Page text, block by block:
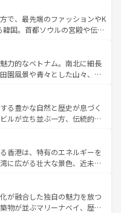
ワイ情報
ほしい。
しており、サーフィンやダイ
ウトドア好きにはたまらな
魅力を存分に味わいつくそ
る台湾東部など、都市の喧騒
り、訪れる人に新しい発見と
た、奥深い台湾の食文化も魅
など、バラエティ豊かな料理
着の台湾情報は コンテンツ一覧を参
で、最先端のファッションやK
国。首都ソウルの宮殿や伝統
折々の自然美を楽しむことが
肉、絶品のストリートフード
待っている。夜には、韓国な
の多彩な魅力を心ゆくまで味
しい。 なお、新着の韓国情報はコンテンツ一
力的なベトナム。南北に細長
園風景や青々とした山々、世
く。ハノイの古い町並みやホ
代の建物も、独特の雰囲気を
エティの豊かさとおいしさで
ベトナムコーヒーなどは、ぜ
域を訪れてもあたたかい人々
、きっと忘れられない旅にな
る豊かな自然と歴史が息づく
ルが立ち並ぶ一方、伝統的な
ではチェンマイなどの山岳地
はプーケットやクラビの美し
しむことができる。タイ料理
、どの季節にも異なる楽しみ
タイの人々、仏教を中心とし
源が、訪れる旅人を魅了し続
香港は、特有のエネルギーを
に広がる壮大な景色、近未来
はず。観光スポットが密集し
回れるのも魅力。息をのむよ
で、香港を存分に楽しみ尽く
が融合した独自の魅力を放つ
物が並ぶマリーナベイ、歴史